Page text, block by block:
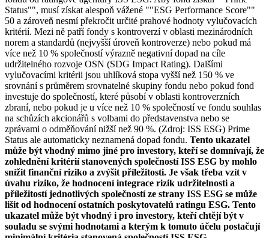
Status"", musí získat alespoň vážené ""ESG Performance Score""
50 a zároveň nesmí překročit určité prahové hodnoty vylučovacích
kritérií. Mezi ně patří fondy s kontroverzí v oblasti mezinárodních
norem a standardů (nejvyšší úroveň kontroverze) nebo pokud má
více než 10 % společností výrazně negativní dopad na cíle
udržitelného rozvoje OSN (SDG Impact Rating). Dalšími
vylučovacími kritérii jsou uhlíková stopa vyšší než 150 % ve
srovnání s průměrem srovnatelné skupiny fondu nebo pokud fond
investuje do společností, které působí v oblasti kontroverzních
zbraní, nebo pokud je u více než 10 % společností ve fondu souhlas
na schůzích akcionářů s volbami do představenstva nebo se
zprávami o odměňování nižší než 90 %. (Zdroj: ISS ESG) Prime
Status ale automaticky neznamená dopad fondu. Tento ukazatel
může být vhodný mimo jiné pro investory, kteří se domnívají, že
zohlednění kritérií stanovených společností ISS ESG by mohlo
snížit finanční riziko a zvýšit příležitosti. Je však třeba vzít v
úvahu riziko, že hodnocení integrace rizik udržitelnosti a
příležitostí jednotlivých společností ze strany ISS ESG se může
lišit od hodnocení ostatních poskytovatelů ratingu ESG. Tento
ukazatel může být vhodný i pro investory, kteří chtějí být v
souladu se svými hodnotami a kterým k tomuto účelu postačují